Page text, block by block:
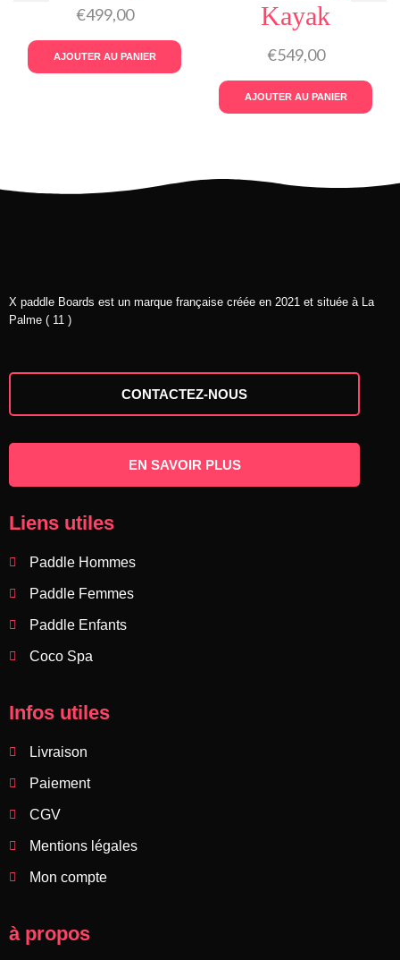
€499,00
AJOUTER AU PANIER
Kayak
€549,00
AJOUTER AU PANIER
X paddle Boards est un marque française créée en 2021 et située à La
Palme ( 11 )
CONTACTEZ-NOUS
EN SAVOIR PLUS
Liens utiles
Paddle Hommes
Paddle Femmes
Paddle Enfants
Coco Spa
Infos utiles
Livraison
Paiement
CGV
Mentions légales
Mon compte
à propos